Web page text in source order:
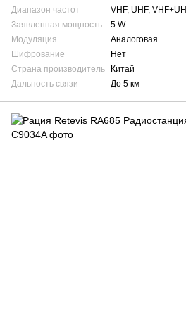
Диапазон частот
VHF, UHF,
Заявленная мощность
5 W
Модуляция
Аналоговая
Шифрование
Нет
Страна производитель
Китай
Дальность связи
До 5 км